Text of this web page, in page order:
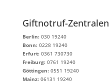
Giftnotruf-Zentralen
Berlin:030 19240
Bonn:0228 19240
Erfurt:0361 730730
Freiburg:0761 19240
Göttingen:0551 19240
Mainz:06131 19240